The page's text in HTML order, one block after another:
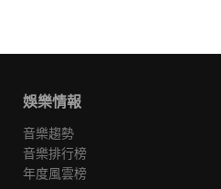
娛樂情報
音樂趨勢
音樂排行榜
年度風雲榜